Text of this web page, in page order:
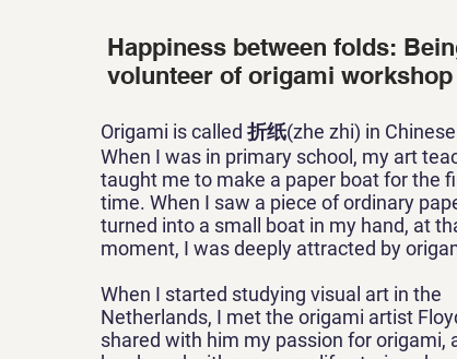
Happiness between folds:
volunteer of origami workshop
Origami is called 折纸(zhe zhi) in
When I was in primary school, my art
taught me to make a paper boat for the
time. When I saw a piece of ordinary
turned into a small boat in my hand, at
moment, I was deeply attracted by
When I started studying visual art in the
Netherlands, I met the origami artist
shared with him my passion for origami,